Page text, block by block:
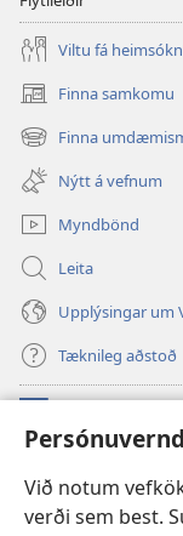
Við notum
verði sem best.
Viltu fá
Finna samkomu
(opnast
í
nýjum
glugga)
Finna
(opnast
nýjum
glugga)
Nýtt á vefnum
Myndbönd
Leita
Upplýsingar um
Tæknileg aðstoð
(opnast
glugga)
(opnast